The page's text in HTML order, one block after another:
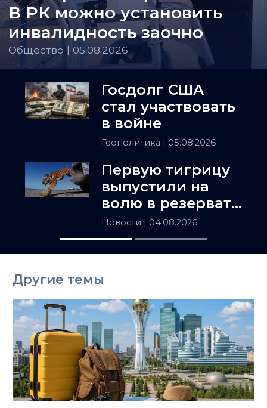
В РК можно установить
инвалидность заочно
Общество | 05.08.2026
Госдолг США
стал участвовать
в войне
Геополитика | 05.08.2026
Первую тигрицу
выпустили на
волю в резервате
«Или-Балхаш»
Новости | 04.08.2026
Другие темы